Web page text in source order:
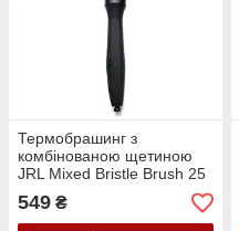
Термобрашинг з
комбінованою щетиною
JRL Mixed Bristle Brush 25
мм JRL-BR25
549 ₴